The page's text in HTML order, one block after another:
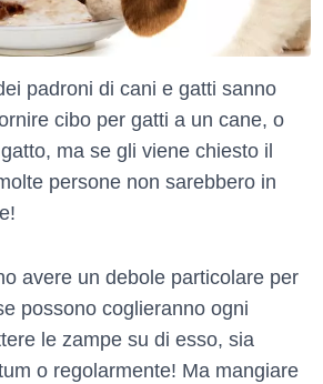
padroni di cani e gatti sanno
cibo per gatti a un cane, o
ma se gli viene chiesto il
persone non sarebbero in
avere un debole particolare per
possono coglieranno ogni
le zampe su di esso, sia
o regolarmente! Ma mangiare